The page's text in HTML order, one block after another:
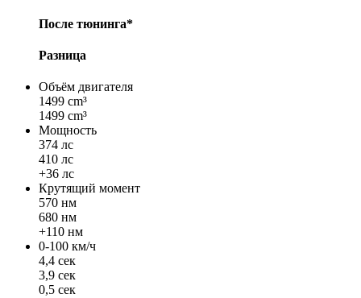
После тюнинга*
Разница
Объём двигателя
1499 cm³
1499 cm³
Мощность
374 лс
410 лс
+36 лс
Крутящий момент
570 нм
680 нм
+110 нм
0-100 км/ч
4,4 сек
3,9 сек
0,5 сек